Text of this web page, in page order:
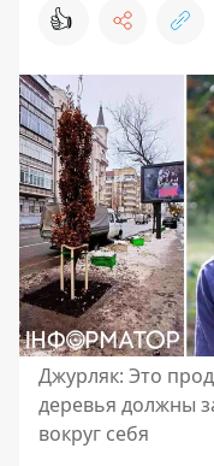
👍
Джурляк: Это
деревья должны
вокруг себя